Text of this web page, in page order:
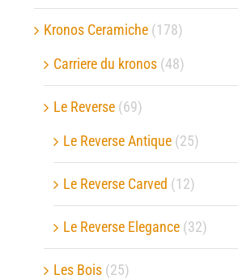
Kronos Ceramiche (178)
Carriere du kronos (48)
Le Reverse (69)
Le Reverse Antique (25)
Le Reverse Carved (12)
Le Reverse Elegance (32)
Les Bois (25)